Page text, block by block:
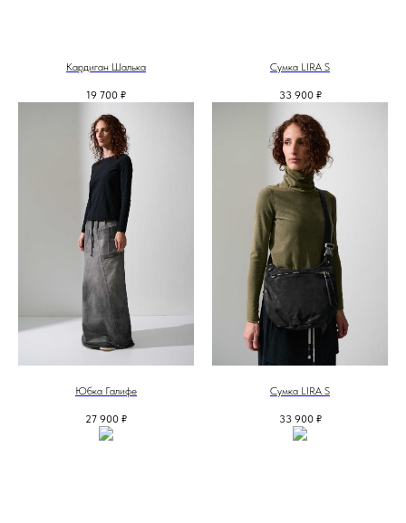
Кардиган Шалька
19 700 ₽
Сумка LIRA S
33 900 ₽
Юбка Галифе
27 900 ₽
Сумка LIRA S
33 900 ₽